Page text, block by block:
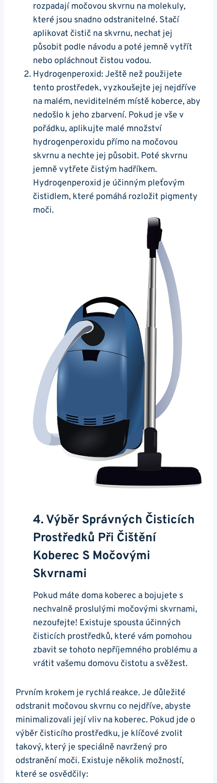
rozpadají močovou skvrnu na molekuly,
které jsou snadno odstranitelné. Stačí
aplikovat čistič na skvrnu, nechat jej
působit podle návodu a poté jemně vytřít
nebo opláchnout čistou vodou.
Hydrogenperoxid: Ještě než použijete
tento prostředek, vyzkoušejte jej nejdříve
na malém, neviditelném místě koberce, aby
nedošlo k jeho zbarvení. Pokud je vše v
pořádku, aplikujte malé množství
hydrogenperoxidu přímo na močovou
skvrnu a nechte jej působit. Poté skvrnu
jemně vytřete čistým hadříkem.
Hydrogenperoxid je účinným pleťovým
čistidlem, které pomáhá rozložit pigmenty
moči.
4. Výběr Správných Čisticích
Prostředků Při Čištění
Koberec S Močovými
Skvrnami
Pokud máte doma koberec a bojujete s
nechvalně proslulými močovými skvrnami,
nezoufejte! Existuje spousta účinných
čisticích prostředků, které vám pomohou
zbavit se tohoto nepříjemného problému a
vrátit vašemu domovu čistotu a svěžest.
Prvním krokem je rychlá reakce. Je důležité
odstranit močovou skvrnu co nejdříve, abyste
minimalizovali její vliv na koberec. Pokud jde o
výběr čisticího prostředku, je klíčové zvolit
takový, který je speciálně navržený pro
odstranění moči. Existuje několik možností,
které se osvědčily: